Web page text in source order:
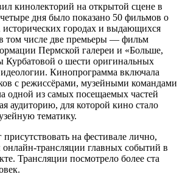
кинолекторий на открытой сцене в
дня было показано 50 фильмов о
исторических городах и выдающихся
в том числе две премьеры — фильм
Пермской галереи и «Больше,
Курбатовой о шести оригинальных
Кинопрограмма включала
с режиссёрами, музейными командами
одной из самых посещаемых частей
аудиторию, для которой кино стало
тематику.
присутствовать на фестивале лично,
трансляции главных событий в
Трансляции посмотрело более ста